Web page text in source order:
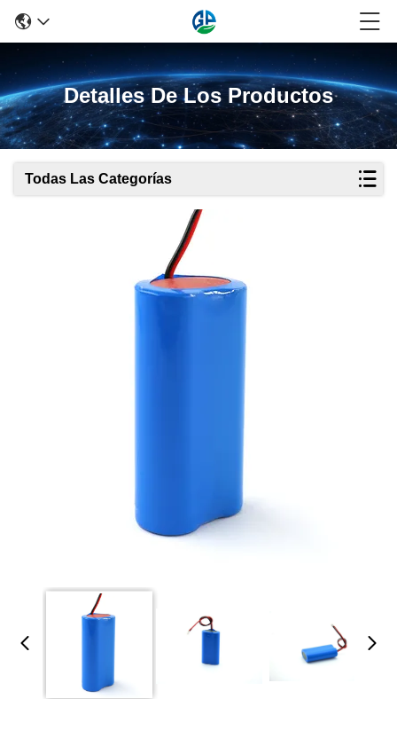
Detalles De Los Productos
Todas Las Categorías